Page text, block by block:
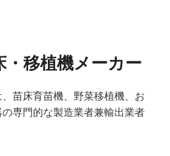
・移植機メーカー
苗床育苗機、野菜移植機、お
専門的な製造業者兼輸出業者